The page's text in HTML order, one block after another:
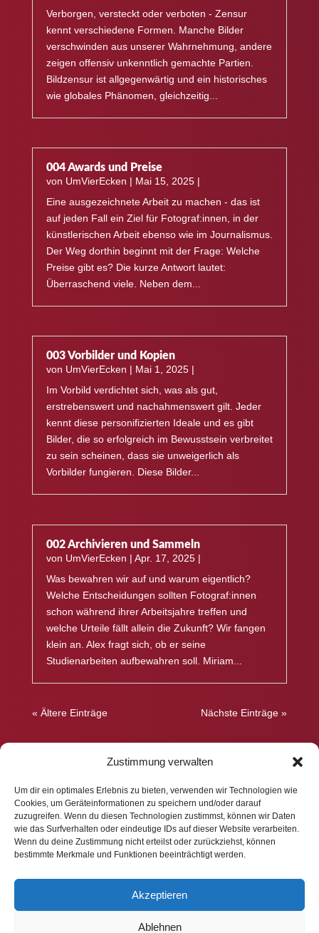
Zustimmung verwalten
Um dir ein optimales Erlebnis zu bieten, verwenden wir Technologien wie
Cookies, um Geräteinformationen zu speichern und/oder darauf
zuzugreifen. Wenn du diesen Technologien zustimmst, können wir Daten
wie das Surfverhalten oder eindeutige IDs auf dieser Website verarbeiten.
Wenn du deine Zustimmung nicht erteilst oder zurückziehst, können
bestimmte Merkmale und Funktionen beeinträchtigt werden.
Akzeptieren
Ablehnen
Verborgen, versteckt oder verboten - Zensur
kennt verschiedene Formen. Manche Bilder
verschwinden aus unserer Wahrnehmung, andere
zeigen offensiv unkenntlich gemachte Partien.
Bildzensur ist allgegenwärtig und ein historisches
wie globales Phänomen, gleichzeitig...
004 Awards und Preise
von UmVierEcken | Mai 15, 2025|
Eine ausgezeichnete Arbeit zu machen - das ist
auf jeden Fall ein Ziel für Fotograf:innen, in der
künstlerischen Arbeit ebenso wie im Journalismus.
Der Weg dorthin beginnt mit der Frage: Welche
Preise gibt es? Die kurze Antwort lautet:
Überraschend viele. Neben dem...
003 Vorbilder und Kopien
von UmVierEcken | Mai 1, 2025|
Im Vorbild verdichtet sich, was als gut,
erstrebenswert und nachahmenswert gilt. Jeder
kennt diese personifizierten Ideale und es gibt
Bilder, die so erfolgreich im Bewusstsein verbreitet
zu sein scheinen, dass sie unweigerlich als
Vorbilder fungieren. Diese Bilder...
002 Archivieren und Sammeln
von UmVierEcken | Apr. 17, 2025|
Was bewahren wir auf und warum eigentlich?
Welche Entscheidungen sollten Fotograf:innen
schon während ihrer Arbeitsjahre treffen und
welche Urteile fällt allein die Zukunft? Wir fangen
klein an. Alex fragt sich, ob er seine
Studienarbeiten aufbewahren soll. Miriam...
« Ältere Einträge Nächste Einträge »
Impressum